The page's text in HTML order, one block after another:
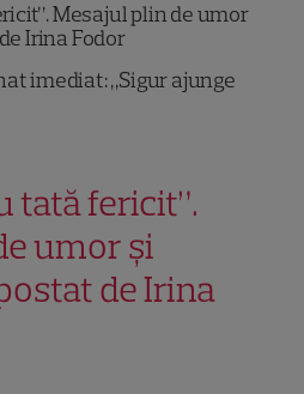
Mesajul plin de umor
Irina Fodor
imediat: „Sigur ajunge
tată fericit”.
umor și
de Irina